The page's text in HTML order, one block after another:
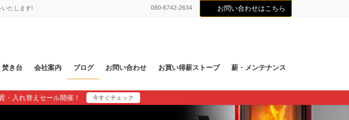
いたします! 080-6742-2634 お問い合わせはこちら
焚き台 会社案内 ブログ お問い合わせ お買い得薪ストーブ 薪・メンテナンス
・入れ替えセール開催！ 今すぐチェック